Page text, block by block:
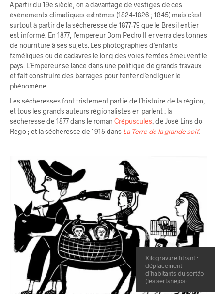
A partir du 19e siècle, on a davantage de vestiges de ces
événements climatiques extrêmes (1824-1826 ; 1845) mais c’est
surtout à partir de la sécheresse de 1877-79 que le Brésil entier
est informé. En 1877, l’empereur Dom Pedro II enverra des tonnes
de nourriture à ses sujets. Les photographies d’enfants
faméliques ou de cadavres le long des voies ferrées émeuvent le
pays. L’Empereur se lance dans une politique de grands travaux
et fait construire des barrages pour tenter d’endiguer le
phénomène.
Les sécheresses font tristement partie de l’histoire de la région,
et tous les grands auteurs régionalistes en parlent : la
sécheresse de 1877 dans le roman Crépuscules , de José Lins do
Rego ; et la sécheresse de 1915 dans La Terre de la grande soif.
Xilogravure titrant :
déplacement
d’habitants du sertão
(les sertanejos)